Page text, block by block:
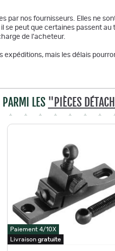
par nos fournisseurs. Elles ne
se peut que certaines passent
de l'acheteur.
expéditions, mais les délais
PARMI LES "PIÈCES
Paiement 4/10X
Livraison gratuite